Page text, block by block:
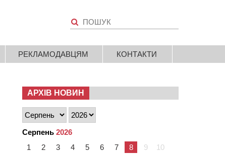
РЕКЛАМОДАВЦЯМ КОНТАКТИ
АРХІВ НОВИН
Серпень 2026
1
2 3 4 5 6 7 8 9
10